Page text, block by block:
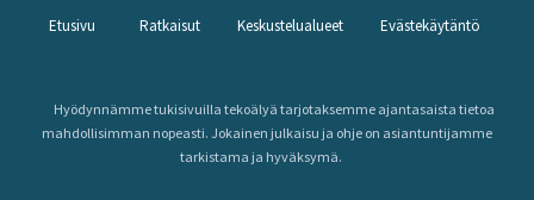
Etusivu Ratkaisut Keskustelualueet Evästekäytäntö
Hyödynnämme tukisivuilla tekoälyä tarjotaksemme ajantasaista tietoa
mahdollisimman nopeasti. Jokainen julkaisu ja ohje on asiantuntijamme
tarkistama ja hyväksymä.